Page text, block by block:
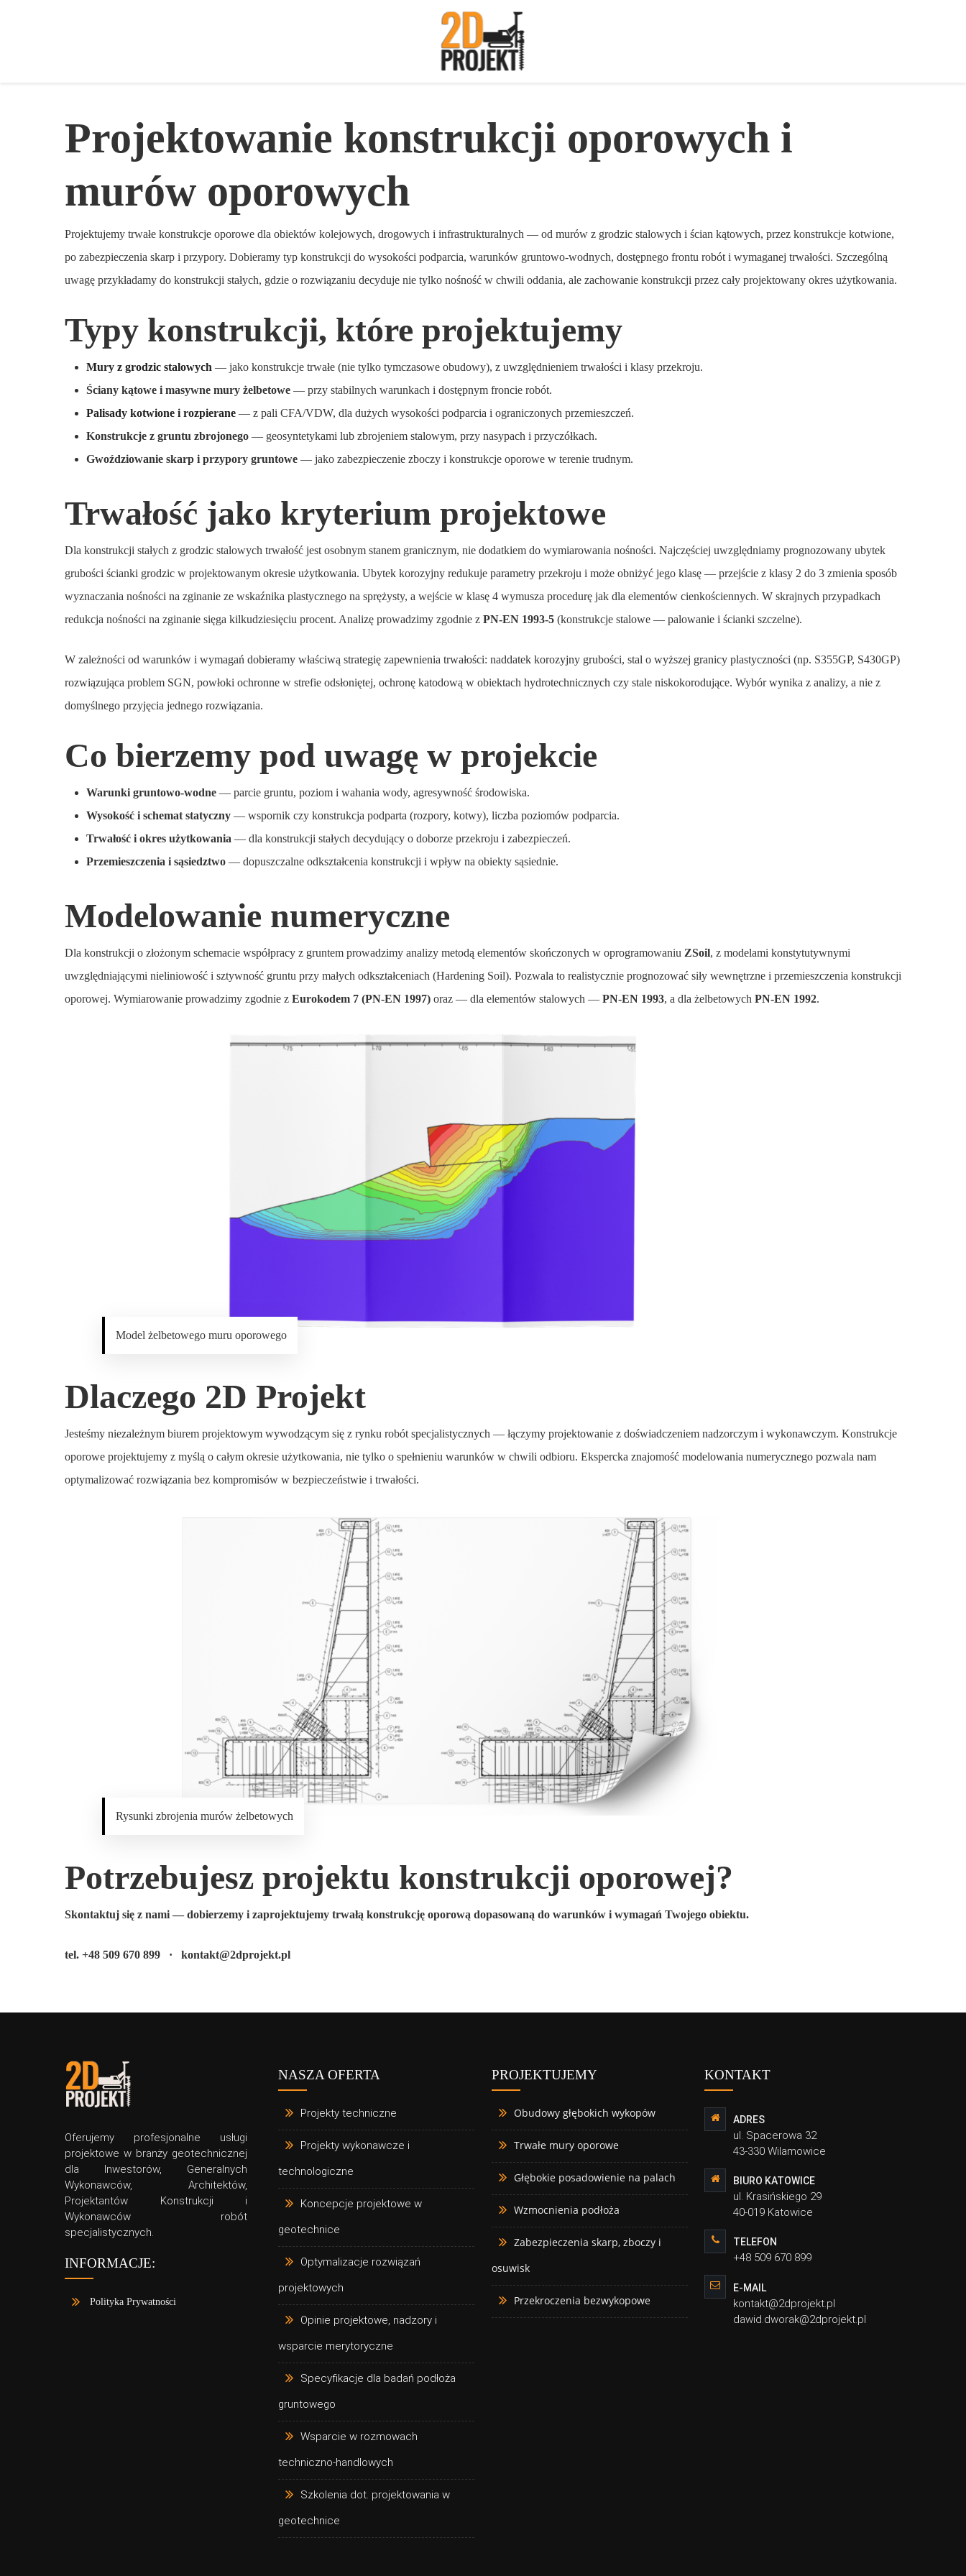
Projektowanie konstrukcji oporowych i
murów oporowych
Projektujemy trwałe konstrukcje oporowe dla obiektów kolejowych, drogowych i infrastrukturalnych — od murów z grodzic stalowych i ścian kątowych, przez konstrukcje kotwione,
po zabezpieczenia skarp i przypory. Dobieramy typ konstrukcji do wysokości podparcia, warunków gruntowo-wodnych, dostępnego frontu robót i wymaganej trwałości. Szczególną
uwagę przykładamy do konstrukcji stałych, gdzie o rozwiązaniu decyduje nie tylko nośność w chwili oddania, ale zachowanie konstrukcji przez cały projektowany okres użytkowania.
Typy konstrukcji, które projektujemy
Mury z grodzic stalowych — jako konstrukcje trwałe (nie tylko tymczasowe obudowy), z uwzględnieniem trwałości i klasy przekroju.
Ściany kątowe i masywne mury żelbetowe — przy stabilnych warunkach i dostępnym froncie robót.
Palisady kotwione i rozpierane — z pali CFA/VDW, dla dużych wysokości podparcia i ograniczonych przemieszczeń.
Konstrukcje z gruntu zbrojonego — geosyntetykami lub zbrojeniem stalowym, przy nasypach i przyczółkach.
Gwoździowanie skarp i przypory gruntowe — jako zabezpieczenie zboczy i konstrukcje oporowe w terenie trudnym.
Trwałość jako kryterium projektowe
Dla konstrukcji stałych z grodzic stalowych trwałość jest osobnym stanem granicznym, nie dodatkiem do wymiarowania nośności. Najczęściej uwzględniamy prognozowany ubytek
grubości ścianki grodzic w projektowanym okresie użytkowania. Ubytek korozyjny redukuje parametry przekroju i może obniżyć jego klasę — przejście z klasy 2 do 3 zmienia sposób
wyznaczania nośności na zginanie ze wskaźnika plastycznego na sprężysty, a wejście w klasę 4 wymusza procedurę jak dla elementów cienkościennych. W skrajnych przypadkach
redukcja nośności na zginanie sięga kilkudziesięciu procent. Analizę prowadzimy zgodnie z PN-EN 1993-5 (konstrukcje stalowe — palowanie i ścianki szczelne).
W zależności od warunków i wymagań dobieramy właściwą strategię zapewnienia trwałości: naddatek korozyjny grubości, stal o wyższej granicy plastyczności (np. S355GP, S430GP)
rozwiązująca problem SGN, powłoki ochronne w strefie odsłoniętej, ochronę katodową w obiektach hydrotechnicznych czy stale niskokorodujące. Wybór wynika z analizy, a nie z
domyślnego przyjęcia jednego rozwiązania.
Co bierzemy pod uwagę w projekcie
Warunki gruntowo-wodne — parcie gruntu, poziom i wahania wody, agresywność środowiska.
Wysokość i schemat statyczny — wspornik czy konstrukcja podparta (rozpory, kotwy), liczba poziomów podparcia.
Trwałość i okres użytkowania — dla konstrukcji stałych decydujący o doborze przekroju i zabezpieczeń.
Przemieszczenia i sąsiedztwo — dopuszczalne odkształcenia konstrukcji i wpływ na obiekty sąsiednie.
Modelowanie numeryczne
Dla konstrukcji o złożonym schemacie współpracy z gruntem prowadzimy analizy metodą elementów skończonych w oprogramowaniu ZSoil, z modelami konstytutywnymi
uwzględniającymi nieliniowość i sztywność gruntu przy małych odkształceniach (Hardening Soil). Pozwala to realistycznie prognozować siły wewnętrzne i przemieszczenia konstrukcji
oporowej. Wymiarowanie prowadzimy zgodnie z Eurokodem 7 (PN-EN 1997) oraz — dla elementów stalowych — PN-EN 1993, a dla żelbetowych PN-EN 1992.
Model żelbetowego muru oporowego
Dlaczego 2D Projekt
Jesteśmy niezależnym biurem projektowym wywodzącym się z rynku robót specjalistycznych — łączymy projektowanie z doświadczeniem nadzorczym i wykonawczym. Konstrukcje
oporowe projektujemy z myślą o całym okresie użytkowania, nie tylko o spełnieniu warunków w chwili odbioru. Ekspercka znajomość modelowania numerycznego pozwala nam
optymalizować rozwiązania bez kompromisów w bezpieczeństwie i trwałości.
Rysunki zbrojenia murów żelbetowych
Potrzebujesz projektu konstrukcji oporowej?
Skontaktuj się z nami — dobierzemy i zaprojektujemy trwałą konstrukcję oporową dopasowaną do warunków i wymagań Twojego obiektu.
tel. +48 509 670 899 · kontakt@2dprojekt.pl
Oferujemy profesjonalne usługi
projektowe w branży geotechnicznej
dla Inwestorów, Generalnych
Wykonawców, Architektów,
Projektantów Konstrukcji i
Wykonawców robót
specjalistycznych.
INFORMACJE:
Polityka Prywatności
NASZA OFERTA
Projekty techniczne
Projekty wykonawcze i
technologiczne
Koncepcje projektowe w
geotechnice
Optymalizacje rozwiązań
projektowych
Opinie projektowe, nadzory i
wsparcie merytoryczne
Specyfikacje dla badań podłoża
gruntowego
Wsparcie w rozmowach
techniczno-handlowych
Szkolenia dot. projektowania w
geotechnice
PROJEKTUJEMY
Obudowy głębokich wykopów
Trwałe mury oporowe
Głębokie posadowienie na palach
Wzmocnienia podłoża
Zabezpieczenia skarp, zboczy i
osuwisk
Przekroczenia bezwykopowe
KONTAKT
ADRES
ul. Spacerowa 32
43-330 Wilamowice
BIURO KATOWICE
ul. Krasińskiego 29
40-019 Katowice
TELEFON
+48 509 670 899
E-MAIL
kontakt@2dprojekt.pl
dawid.dworak@2dprojekt.pl